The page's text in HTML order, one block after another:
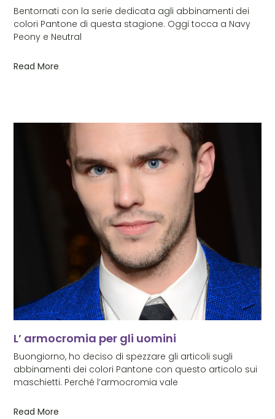
Bentornati con la serie dedicata agli abbinamenti dei
colori Pantone di questa stagione. Oggi tocca a Navy
Peony e Neutral
Read More
L’ armocromia per gli uomini
Buongiorno, ho deciso di spezzare gli articoli sugli
abbinamenti dei colori Pantone con questo articolo sui
maschietti. Perché l’armocromia vale
Read More